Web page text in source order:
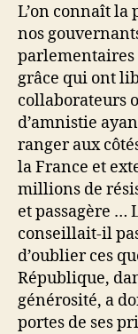
L’on connaît la
nos
parlementaires
grâce qui ont
collaborateurs
d’amnistie
ranger aux
la France et
millions de
et passagère …
conseillait-il
d’oublier ces
République,
générosité, a
portes de ses